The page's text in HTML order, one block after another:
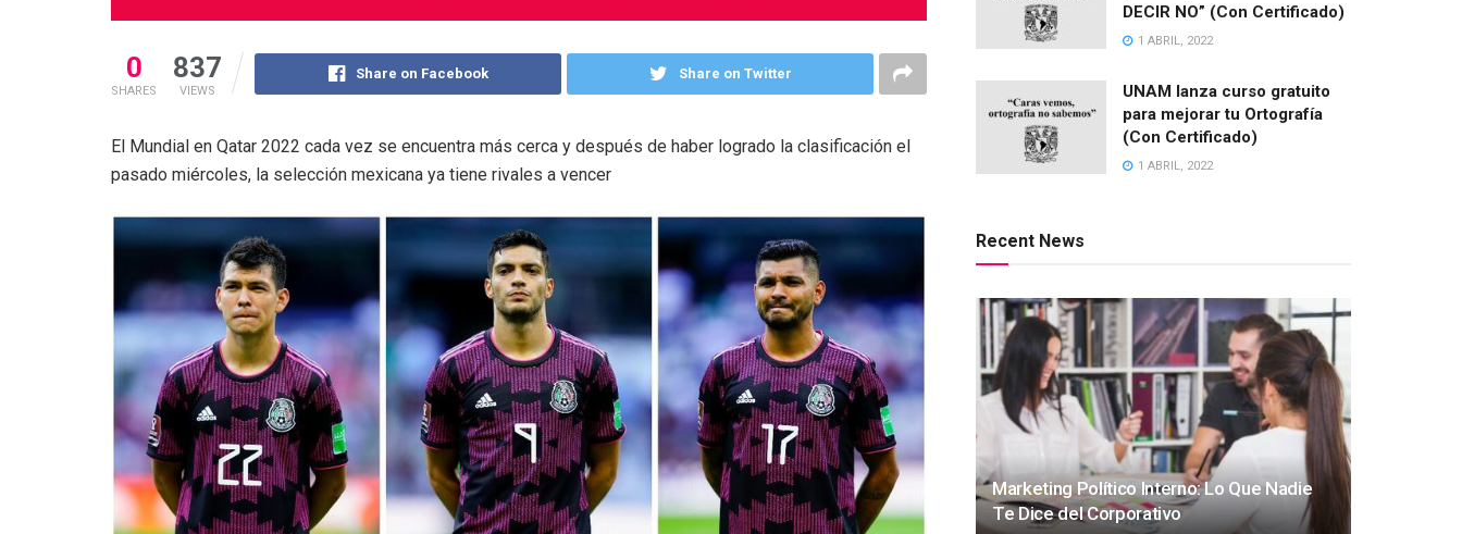
0
SHARES
837
VIEWS
Share on Facebook Share on Twitter
El Mundial en Qatar 2022 cada vez se encuentra más cerca y después de haber logrado la clasificación el
pasado miércoles, la selección mexicana ya tiene rivales a vencer
DECIR NO” (Con Certificado)
1 ABRIL, 2022
UNAM lanza curso gratuito
para mejorar tu Ortografía
(Con Certificado)
1 ABRIL, 2022
Recent News
Marketing Político Interno: Lo Que Nadie
Te Dice del Corporativo